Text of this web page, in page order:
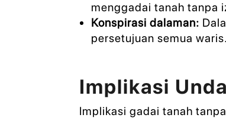
menggadai tanah tanpa
Konspirasi dalaman:
persetujuan semua waris.
Implikasi
Implikasi gadai tanah